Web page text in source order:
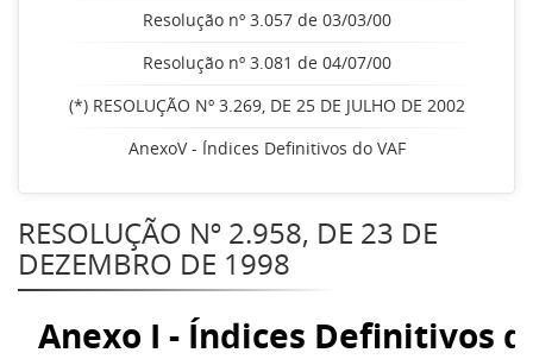
Resolução nº 3.057 de 03/03/00
Resolução nº 3.081 de 04/07/00
(*) RESOLUÇÃO Nº 3.269, DE 25 DE JULHO DE 2002
AnexoV - Índices Definitivos do VAF
RESOLUÇÃO Nº 2.958, DE 23 DE
DEZEMBRO DE 1998
Anexo I - Índices Definitivos